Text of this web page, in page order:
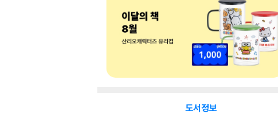
도서정보